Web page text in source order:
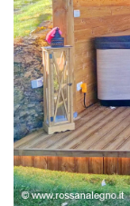
STRUTTURA
LARICE,